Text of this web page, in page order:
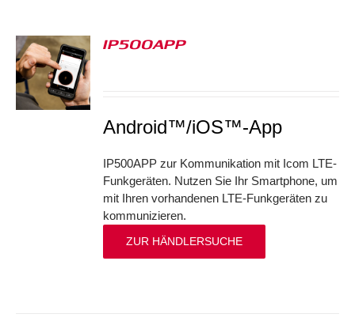
IP500APP
Android™/iOS™-App
IP500APP zur Kommunikation mit Icom LTE-
Funkgeräten. Nutzen Sie Ihr Smartphone, um
mit Ihren vorhandenen LTE-Funkgeräten zu
kommunizieren.
ZUR HÄNDLERSUCHE